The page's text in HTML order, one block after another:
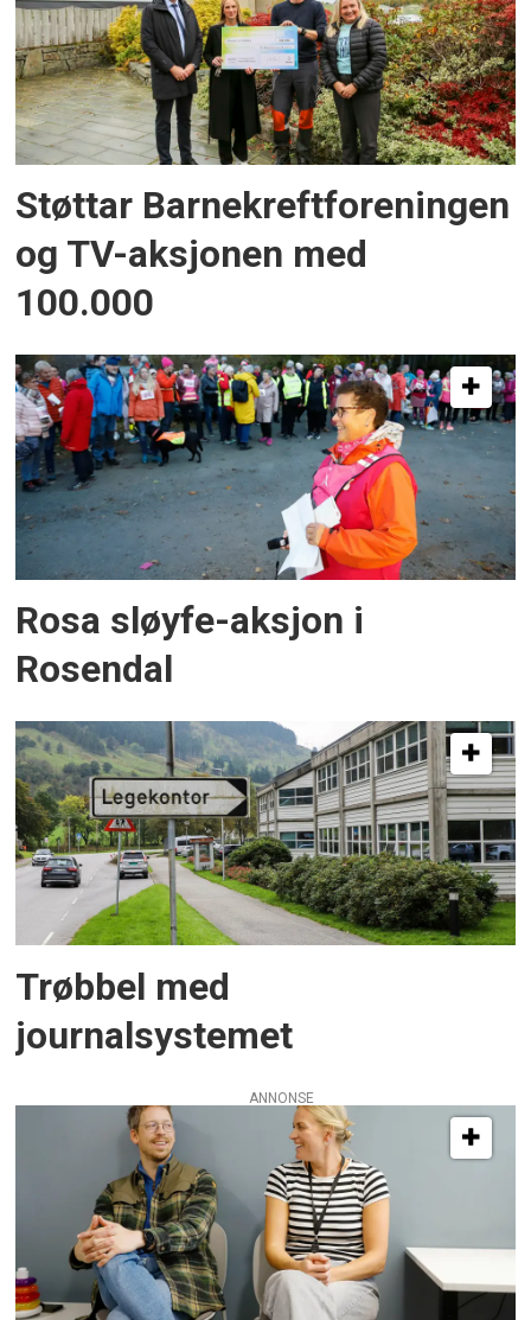
Støttar Barnekreftforeningen
og TV-aksjonen med
100.000
Rosa sløyfe-aksjon i
Rosendal
Trøbbel med
journalsystemet
ANNONSE